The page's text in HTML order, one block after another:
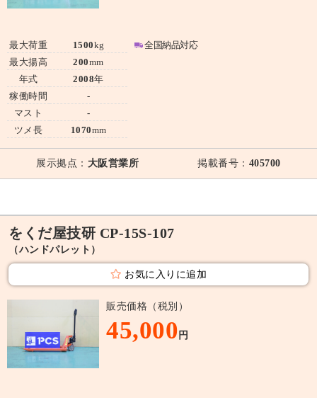
最大荷重
最大揚高
年式
稼働時間
マスト
ツメ長
1500kg
200mm
2008年
-
-
1070mm
全国納品対応
展示拠点： 大阪営業所 掲載番号： 405700
をくだ屋技研 CP-15S-107
（ハンドパレット）
お気に入りに追加
販売価格（税別）
45,000 円